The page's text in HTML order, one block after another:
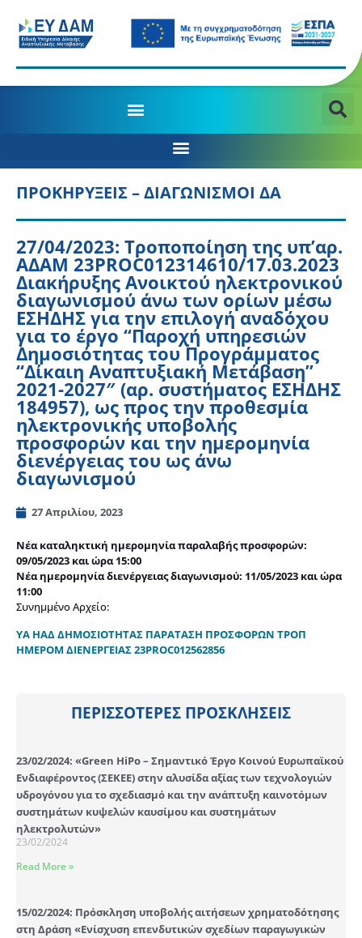
ΠΡΟΚΗΡΥΞΕΙΣ – ΔΙΑΓΩΝΙΣΜΟΙ ΔΑ
27/04/2023: Tροποποίηση της υπ’αρ.
ΑΔΑΜ 23PROC012314610/17.03.2023
Διακήρυξης Ανοικτού ηλεκτρονικού
διαγωνισμού άνω των ορίων μέσω
ΕΣΗΔΗΣ για την επιλογή αναδόχου
για το έργο “Παροχή υπηρεσιών
Δημοσιότητας του Προγράμματος
“Δίκαιη Αναπτυξιακή Μετάβαση”
2021-2027″ (αρ. συστήματος ΕΣΗΔΗΣ
184957), ως προς την προθεσμία
ηλεκτρονικής υποβολής
προσφορών και την ημερομηνία
διενέργειας του ως άνω
διαγωνισμού
27 Απριλίου, 2023
Νέα καταληκτική ημερομηνία παραλαβής προσφορών:
09/05/2023 και ώρα 15:00
Νέα ημερομηνία διενέργειας διαγωνισμού: 11/05/2023 και ώρα
11:00
Συνημμένο Αρχείο:
ΥΑ ΗΑΔ ΔΗΜΟΣΙΟΤΗΤΑΣ ΠΑΡΑΤΑΣΗ ΠΡΟΣΦΟΡΩΝ ΤΡΟΠ
ΗΜΕΡΟΜ ΔΙΕΝΕΡΓΕΙΑΣ 23PROC012562856
ΠΕΡΙΣΣΟΤΕΡΕΣ ΠΡΟΣΚΛΗΣΕΙΣ
23/02/2024: «Green HiPo – Σημαντικό Έργο Κοινού Ευρωπαϊκού
Ενδιαφέροντος (ΣΕΚΕΕ) στην αλυσίδα αξίας των τεχνολογιών
υδρογόνου για το σχεδιασμό και την ανάπτυξη καινοτόμων
συστημάτων κυψελών καυσίμου και συστημάτων
ηλεκτρολυτών»
23/02/2024
Read More »
15/02/2024: Πρόσκληση υποβολής αιτήσεων χρηματοδότησης
στη Δράση «Ενίσχυση επενδυτικών σχεδίων παραγωγικών